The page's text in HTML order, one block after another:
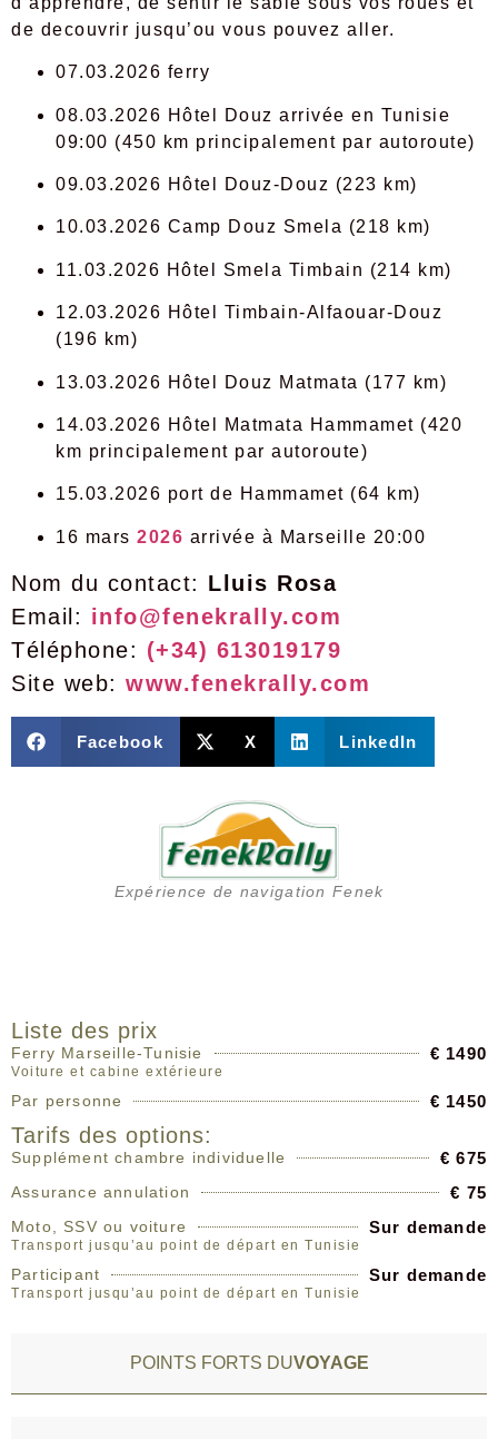
de decouvrir jusqu’ou vous pouvez aller.
07.03.2026 ferry
08.03.2026 Hôtel Douz arrivée en Tunisie
09:00 (450 km principalement par autoroute)
09.03.2026 Hôtel Douz-Douz (223 km)
10.03.2026 Camp Douz Smela (218 km)
11.03.2026 Hôtel Smela Timbain (214 km)
12.03.2026 Hôtel Timbain-Alfaouar-Douz
(196 km)
13.03.2026 Hôtel Douz Matmata (177 km)
14.03.2026 Hôtel Matmata Hammamet (420
km principalement par autoroute)
15.03.2026 port de Hammamet (64 km)
16 mars 2026 arrivée à Marseille 20:00
Nom du contact: Lluis Rosa
Email: info@fenekrally.com
Téléphone: (+34) 613019179
Site web: www.fenekrally.com
Facebook X LinkedIn
Expérience de navigation Fenek
POINTS FORTS DUVOYAGE
Liste des prix
Ferry Marseille-Tunisie € 1490
Voiture et cabine extérieure
Par personne € 1450
Tarifs des options:
Supplément chambre individuelle € 675
Assurance annulation € 75
Moto, SSV ou voiture Sur demande
Transport jusqu’au point de départ en Tunisie
Participant Sur demande
Transport jusqu’au point de départ en Tunisie